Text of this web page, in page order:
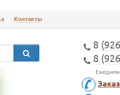
Контакты
8
8